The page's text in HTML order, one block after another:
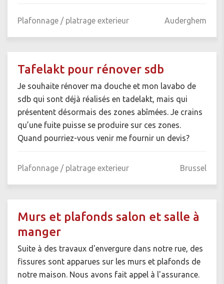
Plafonnage / platrage exterieur Auderghem
Tafelakt pour rénover sdb
Je souhaite rénover ma douche et mon lavabo de
sdb qui sont déjà réalisés en tadelakt, mais qui
présentent désormais des zones abîmées. Je crains
qu’une fuite puisse se produire sur ces zones.
Quand pourriez-vous venir me fournir un devis?
Plafonnage / platrage exterieur Brussel
Murs et plafonds salon et salle à
manger
Suite à des travaux d'envergure dans notre rue, des
fissures sont apparues sur les murs et plafonds de
notre maison. Nous avons fait appel à l'assurance.